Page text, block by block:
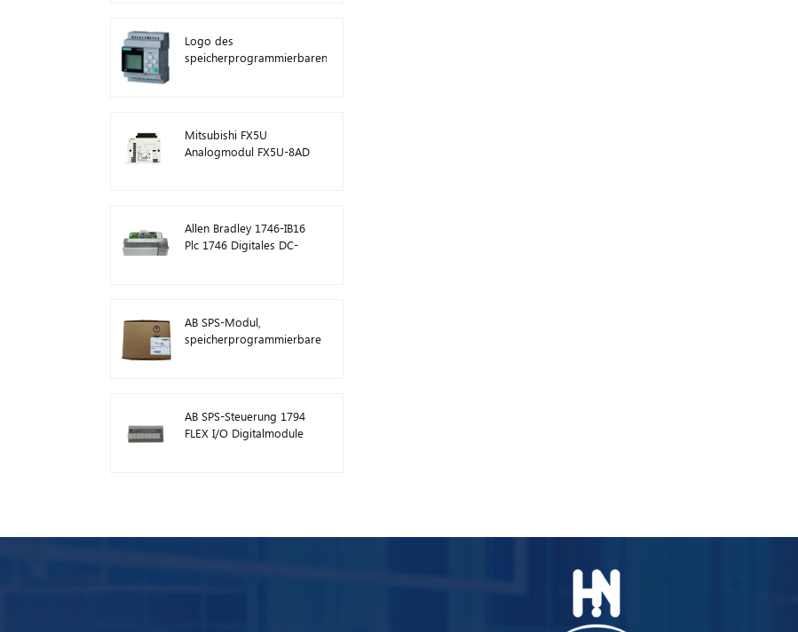
11 kW
Logo des
speicherprogrammierbaren
Mitsubishi FX5U
Analogmodul FX5U-8AD
Allen Bradley 1746-IB16
Plc 1746 Digitales DC-
AB SPS-Modul,
speicherprogrammierbare
AB SPS-Steuerung 1794
FLEX I/O Digitalmodule